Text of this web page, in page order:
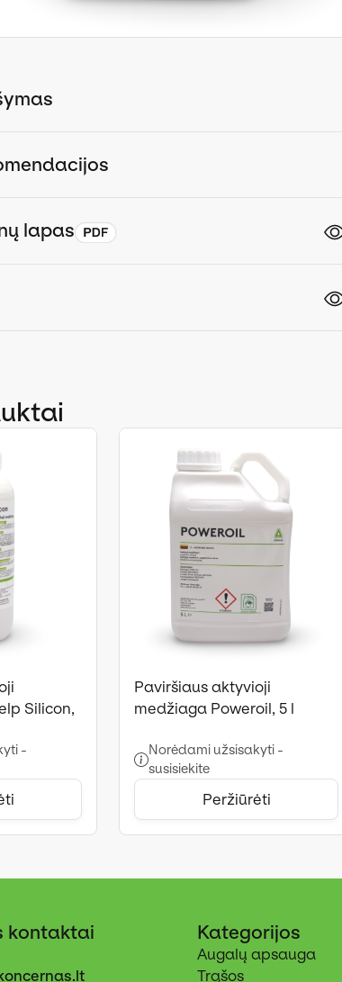
lapas
Silicon,
-
Paviršiaus aktyvioji
medžiaga Poweroil, 5 l
Norėdami užsisakyti -
susisiekite
Peržiūrėti
kontaktai Kategorijos
Augalų apsauga
Trąšos